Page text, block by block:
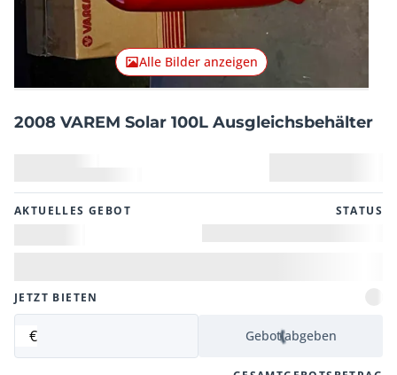
Alle Bilder anzeigen
2008 VAREM Solar 100L Ausgleichsbehälter
AKTUELLES GEBOT STATUS
JETZT BIETEN
€ Gebot abgeben